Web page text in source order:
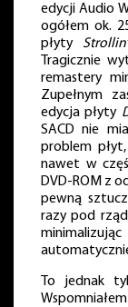
edycji Audio
ogółem ok.
płyty Strollin’
Tragicznie
remastery
Zupełnym
edycja płyty
SACD nie
problem
nawet w
DVD-ROM z
pewną
razy pod
To jednak